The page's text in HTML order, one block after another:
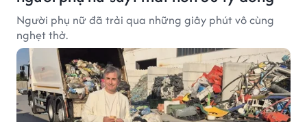
Người phụ nữ đã trải qua những giây phút vô cùng
nghẹt thở.